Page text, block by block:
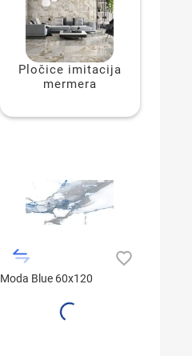
Pločice imitacija
mermera
Moda Blue 60x120